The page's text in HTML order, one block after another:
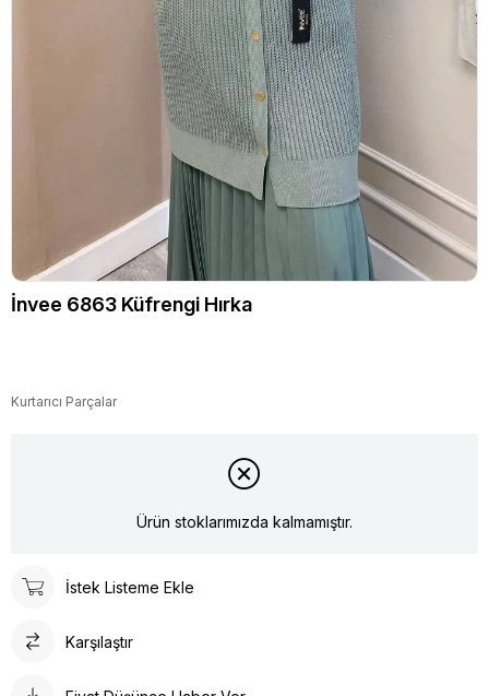
İnvee 6863 Küfrengi Hırka
Kurtarıcı Parçalar
Ürün stoklarımızda kalmamıştır.
İstek Listeme Ekle
Karşılaştır